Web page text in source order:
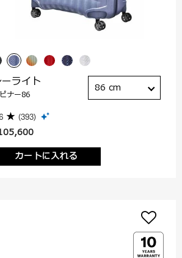
カートに入れる
ライト
ナー86
(393)
86 cm